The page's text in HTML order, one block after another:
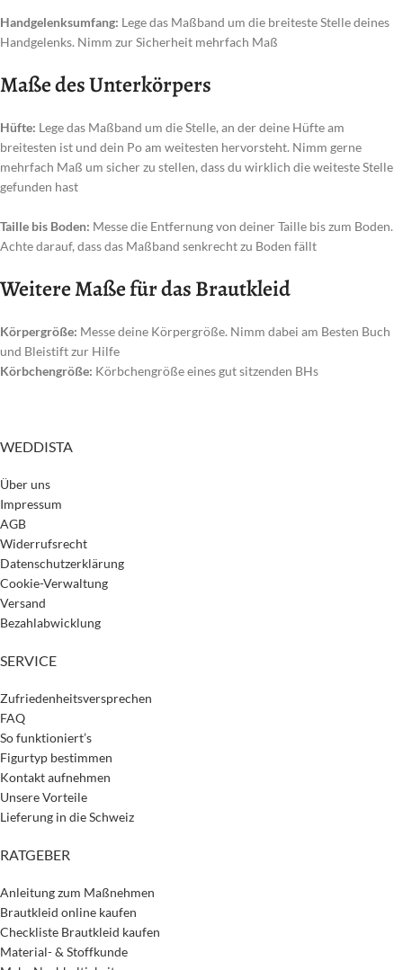
Handgelenksumfang: Lege das Maßband um die breiteste Stelle deines
Handgelenks. Nimm zur Sicherheit mehrfach Maß
Maße des Unterkörpers
Hüfte: Lege das Maßband um die Stelle, an der deine Hüfte am
breitesten ist und dein Po am weitesten hervorsteht. Nimm gerne
mehrfach Maß um sicher zu stellen, dass du wirklich die weiteste Stelle
gefunden hast
Taille bis Boden: Messe die Entfernung von deiner Taille bis zum Boden.
Achte darauf, dass das Maßband senkrecht zu Boden fällt
Weitere Maße für das Brautkleid
Körpergröße: Messe deine Körpergröße. Nimm dabei am Besten Buch
und Bleistift zur Hilfe
Körbchengröße: Körbchengröße eines gut sitzenden BHs
WEDDISTA
Über uns
Impressum
AGB
Widerrufsrecht
Datenschutzerklärung
Cookie-Verwaltung
Versand
Bezahlabwicklung
SERVICE
Zufriedenheitsversprechen
FAQ
So funktioniert’s
Figurtyp bestimmen
Kontakt aufnehmen
Unsere Vorteile
Lieferung in die Schweiz
RATGEBER
Anleitung zum Maßnehmen
Brautkleid online kaufen
Checkliste Brautkleid kaufen
Material- & Stoffkunde